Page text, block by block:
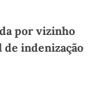
por vizinho
de indenização